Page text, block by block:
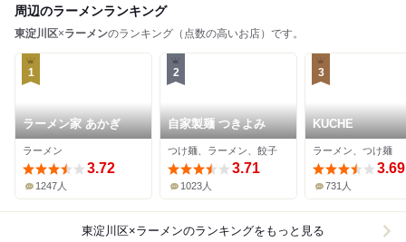
周辺のラーメンランキング
東淀川区×ラーメンのランキング（点数の高いお店）です。
1
ラーメン家 あかぎ
ラーメン
3.72
1247人
2
自家製麺 つきよみ
つけ麺、ラーメン、餃子
3.71
1023人
3
KUCHE
ラーメン、つけ麺
3.69
731人
東淀川区×ラーメンのランキングをもっと見る